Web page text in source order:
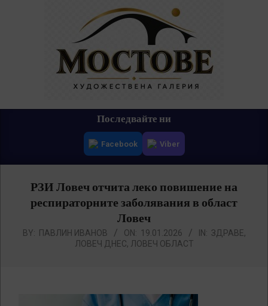
Последвайте ни
Facebook Viber
РЗИ Ловеч отчита леко повишение на
респираторните заболявания в област
Ловеч
BY: ПАВЛИН ИВАНОВ ON: 19.01.2026 IN: ЗДРАВЕ,
ЛОВЕЧ ДНЕС, ЛОВЕЧ ОБЛАСТ